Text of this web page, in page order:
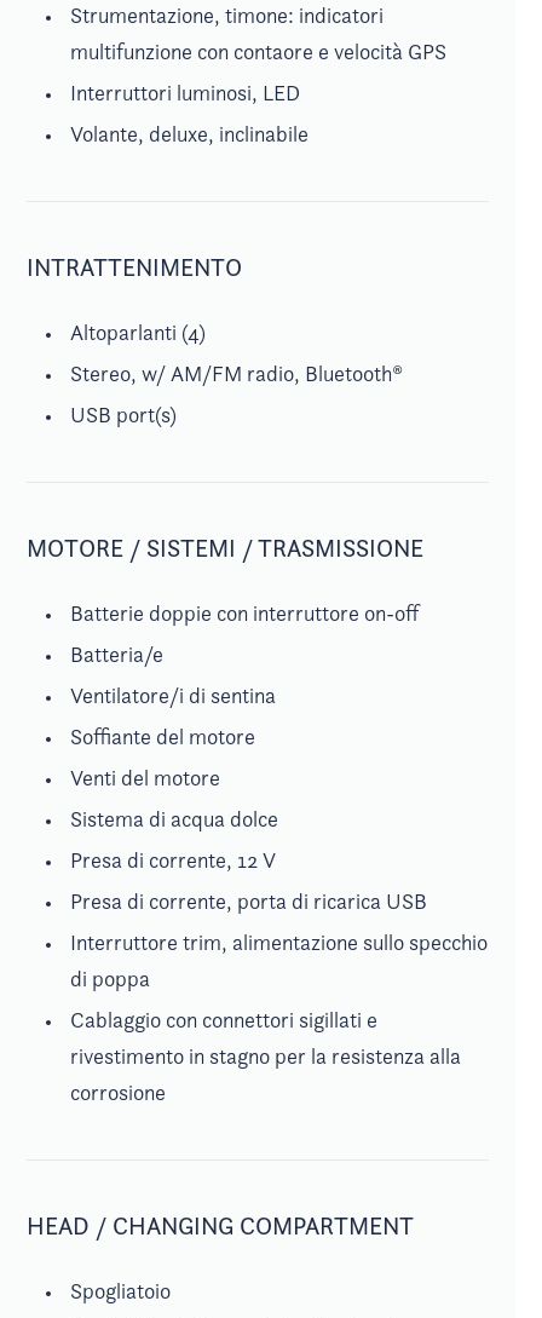
Strumentazione, timone: indicatori
multifunzione con contaore e velocità GPS
Interruttori luminosi, LED
Volante, deluxe, inclinabile
INTRATTENIMENTO
Altoparlanti (4)
Stereo, w/ AM/FM radio, Bluetooth®
USB port(s)
MOTORE / SISTEMI / TRASMISSIONE
Batterie doppie con interruttore on-off
Batteria/e
Ventilatore/i di sentina
Soffiante del motore
Venti del motore
Sistema di acqua dolce
Presa di corrente, 12 V
Presa di corrente, porta di ricarica USB
Interruttore trim, alimentazione sullo specchio
di poppa
Cablaggio con connettori sigillati e
rivestimento in stagno per la resistenza alla
corrosione
HEAD / CHANGING COMPARTMENT
Spogliatoio